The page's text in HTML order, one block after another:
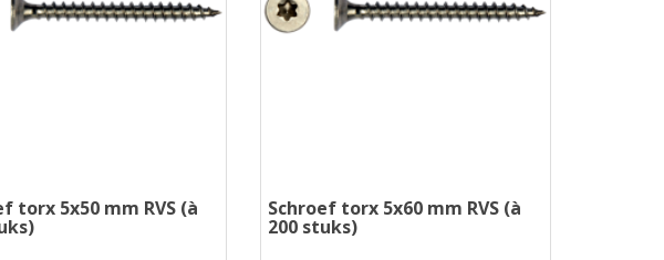
torx 5x50 mm RVS (à Schroef torx 5x60 mm RVS (à
200 stuks)